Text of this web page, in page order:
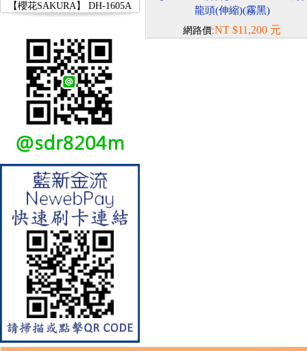
16公升/分 數位恆溫 LCD溫度設
定 分段火排
【林內Rinnai】 RB-L2600S(A)
彩焱系列 檯面式彩焱不銹鋼雙
口爐
龍頭(伸縮)(霧黑)
網路價:NT $11,200 元